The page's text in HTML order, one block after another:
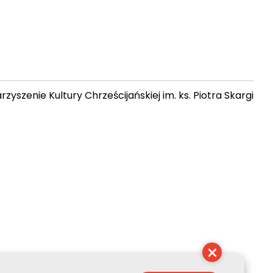
Kultury Chrześcijańskiej im. ks. Piotra Skargi
×